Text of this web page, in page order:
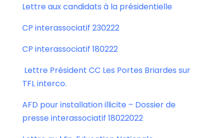
Lettre aux candidats à la présidentielle
CP interassociatif 230222
CP interassociatif 180222
Lettre Président CC Les Portes Briardes sur
TFL interco.
AFD pour installation illicite – Dossier de
presse interassociatif 18022022